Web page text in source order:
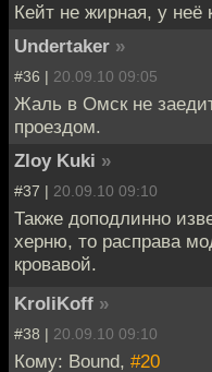
Кейт не жирная, у неё
Undertaker »
#36 | 20.09.10 09:05
Жаль в Омск не
проездом.
Zloy Kuki »
#37 | 20.09.10 09:10
Также доподлинно
херню, то расправа
кровавой.
KroliKoff »
#38 | 20.09.10 09:10
Кому: Bound, #20